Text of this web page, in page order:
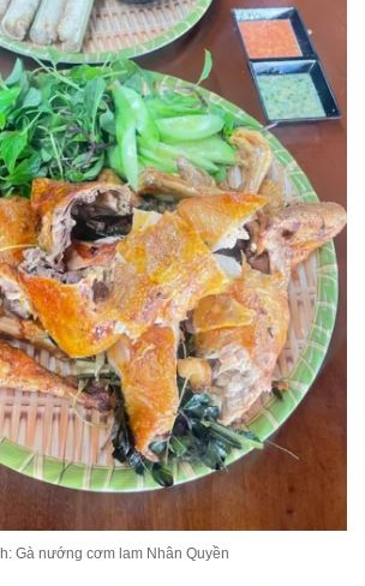
Gà nướng cơm lam Nhân Quyền